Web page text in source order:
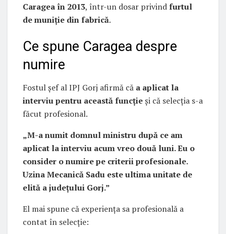
Caragea în 2013, într-un dosar privindfurtul
de muniție din fabrică.
Ce spune Caragea despre
numire
Fostul șef al IPJ Gorj afirmă că a aplicat la
interviu pentru această funcțieși că selecția s-a
făcut profesional.
„M-a numit domnul ministru după ce am
aplicat la interviu acum vreo două luni. Eu o
consider o numire pe criterii profesionale.
Uzina Mecanică Sadu este ultima unitate de
elită a județului Gorj.”
El mai spune că experiența sa profesională a
contat în selecție: